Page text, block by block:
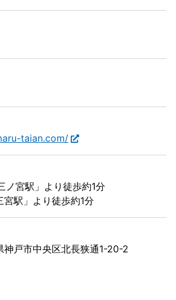
taian.com/
宮駅」より徒歩約1分
駅」より徒歩約1分
戸市中央区北長狭通1-20-2